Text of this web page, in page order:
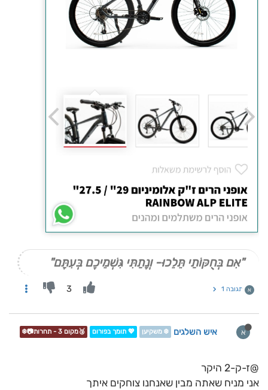
"אִם בְּחֻקּוֹתַי תֵּלֵכוּ- וְנָתַתִּי גִּשְׁמֵיכֶם בְּעִתָּם"
א תגובה 1 3
א איש השלגים ❄️ משקיען 💖 תומך בפורום 🥉מקום 3 - תחרות📷❄️
@ז-ק-2 היקר
אני מניח שאתה מבין שאנחנו צוחקים איתך